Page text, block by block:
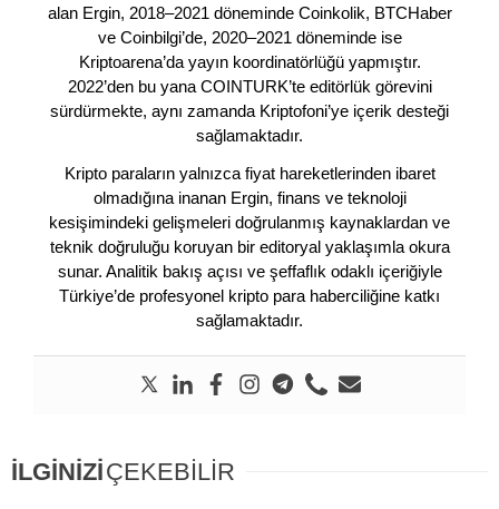
alan Ergin, 2018–2021 döneminde Coinkolik, BTCHaber
ve Coinbilgi’de, 2020–2021 döneminde ise
Kriptoarena’da yayın koordinatörlüğü yapmıştır.
2022’den bu yana COINTURK’te editörlük görevini
sürdürmekte, aynı zamanda Kriptofoni’ye içerik desteği
sağlamaktadır.
Kripto paraların yalnızca fiyat hareketlerinden ibaret
olmadığına inanan Ergin, finans ve teknoloji
kesişimindeki gelişmeleri doğrulanmış kaynaklardan ve
teknik doğruluğu koruyan bir editoryal yaklaşımla okura
sunar. Analitik bakış açısı ve şeffaflık odaklı içeriğiyle
Türkiye’de profesyonel kripto para haberciliğine katkı
sağlamaktadır.
İLGİNİZİÇEKEBİLİR